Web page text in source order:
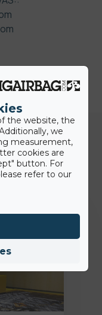
the website, the
we
measurement,
cookies are
button. For
refer to our